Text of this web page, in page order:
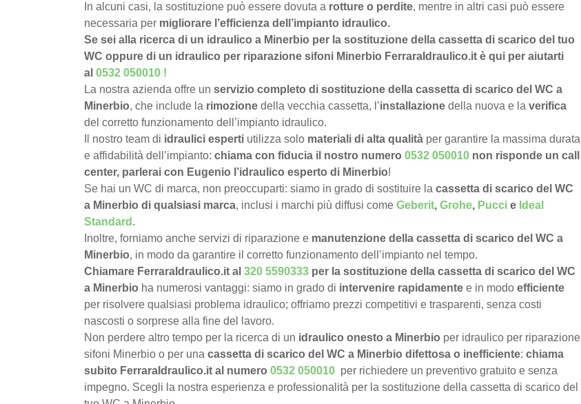
In alcuni casi, la sostituzione può essere dovuta a rotture o perdite, mentre in altri casi può essere
necessaria per migliorare l’efficienza dell’impianto idraulico.
Se sei alla ricerca di un idraulico a Minerbio per la sostituzione della cassetta di scarico del tuo
WC oppure di un idraulico per riparazione sifoni Minerbio FerraraIdraulico.it è qui per aiutarti
al 0532 050010 !
La nostra azienda offre un servizio completo di sostituzione della cassetta di scarico del WC a
Minerbio, che include la rimozione della vecchia cassetta, l’installazione della nuova e la verifica
del corretto funzionamento dell’impianto idraulico.
Il nostro team di idraulici esperti utilizza solo materiali di alta qualità per garantire la massima durata
e affidabilità dell’impianto: chiama con fiducia il nostro numero 0532 050010 non risponde un call
center, parlerai con Eugenio l’idraulico esperto di Minerbio!
Se hai un WC di marca, non preoccuparti: siamo in grado di sostituire la cassetta di scarico del WC
a Minerbio di qualsiasi marca, inclusi i marchi più diffusi come Geberit, Grohe, Pucci e Ideal
Standard .
Inoltre, forniamo anche servizi di riparazione e manutenzione della cassetta di scarico del WC a
Minerbio, in modo da garantire il corretto funzionamento dell’impianto nel tempo.
Chiamare FerraraIdraulico.it al 320 5590333 per la sostituzione della cassetta di scarico del WC
a Minerbio ha numerosi vantaggi: siamo in grado di intervenire rapidamente e in modo efficiente
per risolvere qualsiasi problema idraulico; offriamo prezzi competitivi e trasparenti, senza costi
nascosti o sorprese alla fine del lavoro.
Non perdere altro tempo per la ricerca di un idraulico onesto a Minerbio per idraulico per riparazione
sifoni Minerbio o per una cassetta di scarico del WC a Minerbio difettosa o inefficiente: chiama
subito FerraraIdraulico.it al numero 0532 050010 per richiedere un preventivo gratuito e senza
impegno. Scegli la nostra esperienza e professionalità per la sostituzione della cassetta di scarico del